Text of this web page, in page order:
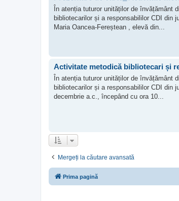
În atenția tuturor unităților de învățământ
bibliotecarilor și a responsabililor CDI din
Maria Oancea-Fereștean , elevă din...
Activitate metodică bibliotecari și
În atenția tuturor unităților de învățământ
bibliotecarilor și a responsabililor CDI din
decembrie a.c., începând cu ora 10...
Mergeți la căutare avansată
Prima pagină